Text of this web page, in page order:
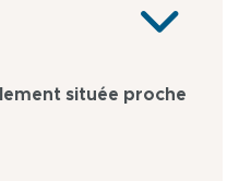
située proche